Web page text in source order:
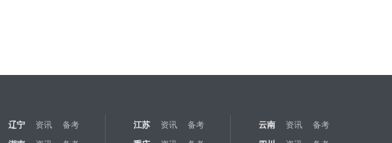
辽宁 资讯 备考 江苏 资讯 备考 云南 资讯
备考